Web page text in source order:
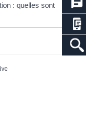
: quelles sont